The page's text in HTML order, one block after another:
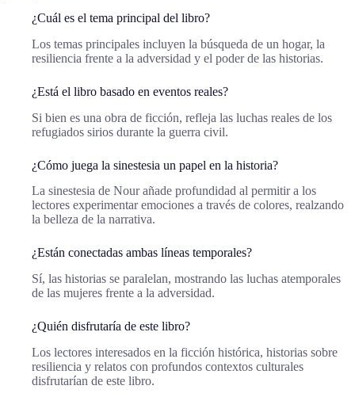
¿Cuál es el tema principal del libro?
Los temas principales incluyen la búsqueda de un hogar, la
resiliencia frente a la adversidad y el poder de las historias.
¿Está el libro basado en eventos reales?
Si bien es una obra de ficción, refleja las luchas reales de los
refugiados sirios durante la guerra civil.
¿Cómo juega la sinestesia un papel en la historia?
La sinestesia de Nour añade profundidad al permitir a los
lectores experimentar emociones a través de colores, realzando
la belleza de la narrativa.
¿Están conectadas ambas líneas temporales?
Sí, las historias se paralelan, mostrando las luchas atemporales
de las mujeres frente a la adversidad.
¿Quién disfrutaría de este libro?
Los lectores interesados en la ficción histórica, historias sobre
resiliencia y relatos con profundos contextos culturales
disfrutarían de este libro.